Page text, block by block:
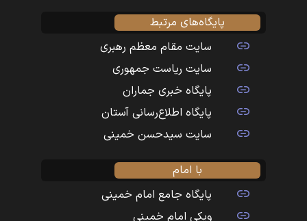
پایگاه‌های مرتبط
سایت مقام معظم رهبری
سایت ریاست جمهوری
پایگاه خبری جماران
پایگاه اطلاع‌رسانی آستان
سایت سیدحسن خمینی
با امام
پایگاه جامع امام خمینی
ویکی امام خمینی